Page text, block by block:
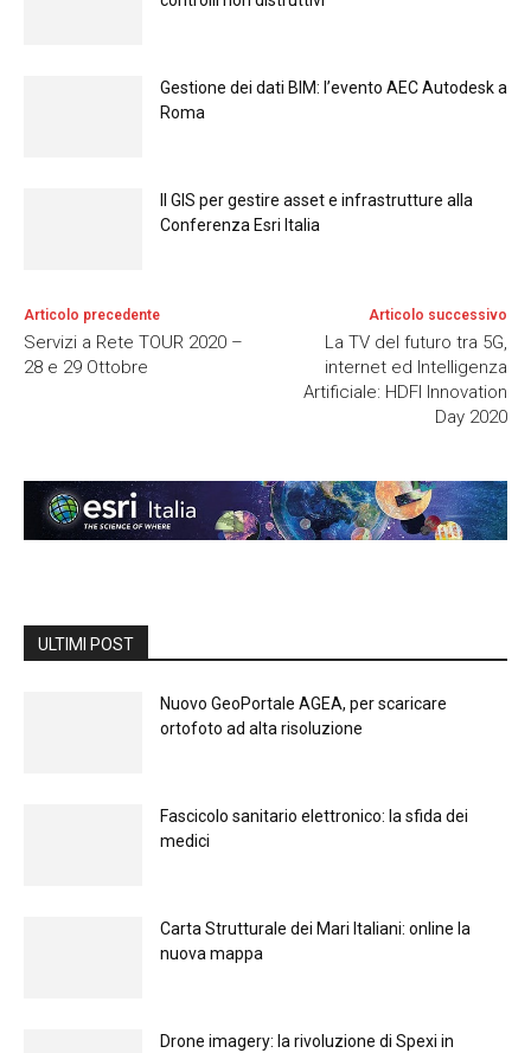
Gestione dei dati BIM: l’evento AEC Autodesk a
Roma
Il GIS per gestire asset e infrastrutture alla
Conferenza Esri Italia
Articolo precedente
Servizi a Rete TOUR 2020 –
28 e 29 Ottobre
Articolo successivo
La TV del futuro tra 5G,
internet ed Intelligenza
Artificiale: HDFI Innovation
Day 2020
ULTIMI POST
Nuovo GeoPortale AGEA, per scaricare
ortofoto ad alta risoluzione
Fascicolo sanitario elettronico: la sfida dei
medici
Carta Strutturale dei Mari Italiani: online la
nuova mappa
Drone imagery: la rivoluzione di Spexi in